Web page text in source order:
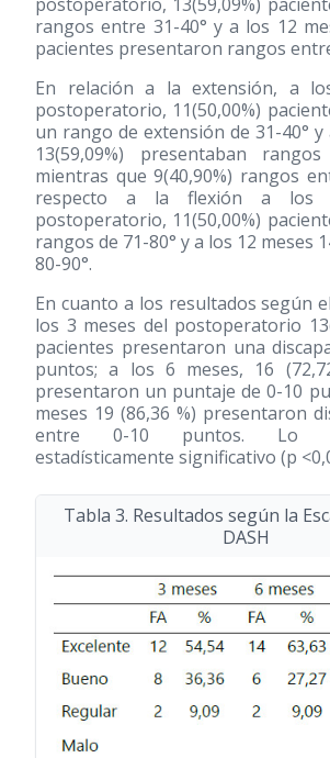
rangos entre 31-40° y a los 12
pacientes presentaron rangos
En relación a la extensión, a
postoperatorio, 11(50,00%)
un rango de extensión de 31-40° y
13(59,09%) presentaban
mientras que 9(40,90%) rangos
respecto a la flexión a los
postoperatorio, 11(50,00%)
rangos de 71-80° y a los 12 meses
80-90°.
En cuanto a los resultados según
los 3 meses del postoperatorio
pacientes presentaron una
puntos; a los 6 meses, 16
presentaron un puntaje de 0-10
meses 19 (86,36 %) presentaron
entre 0-10 puntos. Lo
estadísticamente significativo (p
Tabla 3. Resultados según la
DASH